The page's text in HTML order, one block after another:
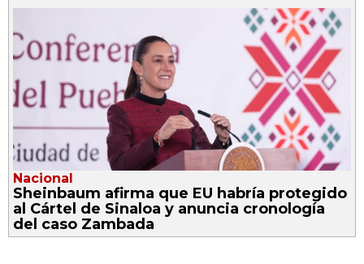
Nacional
Sheinbaum afirma que EU habría protegido
al Cártel de Sinaloa y anuncia cronología
del caso Zambada